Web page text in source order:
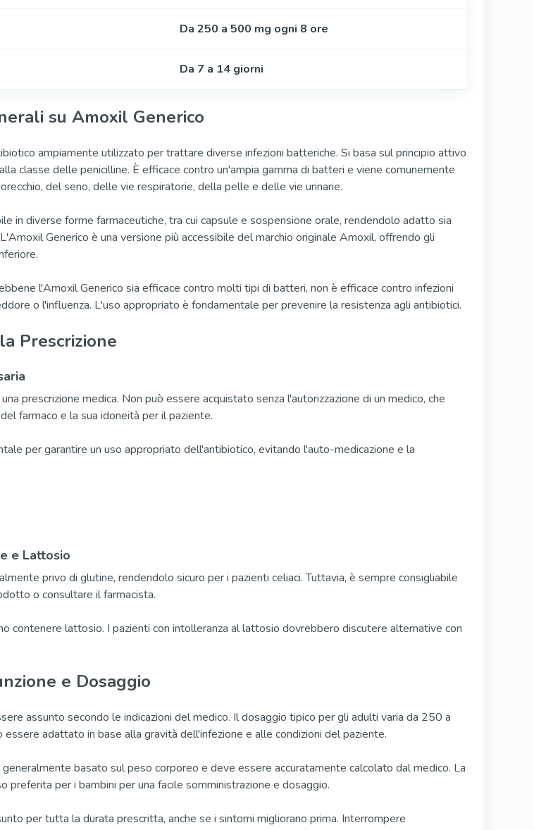
Da 250 a 500 mg ogni 8 ore
Da 7 a 14 giorni
su Amoxil Generico
ampiamente utilizzato per trattare diverse infezioni batteriche. Si basa sul principio attivo
classe delle penicilline. È efficace contro un'ampia gamma di batteri e viene comunemente
del seno, delle vie respiratorie, della pelle e delle vie urinarie.
in diverse forme farmaceutiche, tra cui capsule e sospensione orale, rendendolo adatto sia
Generico è una versione più accessibile del marchio originale Amoxil, offrendo gli
l'Amoxil Generico sia efficace contro molti tipi di batteri, non è efficace contro infezioni
o l'influenza. L'uso appropriato è fondamentale per prevenire la resistenza agli antibiotici.
Prescrizione
prescrizione medica. Non può essere acquistato senza l'autorizzazione di un medico, che
farmaco e la sua idoneità per il paziente.
per garantire un uso appropriato dell'antibiotico, evitando l'auto-medicazione e la
e Lattosio
privo di glutine, rendendolo sicuro per i pazienti celiaci. Tuttavia, è sempre consigliabile
o consultare il farmacista.
contenere lattosio. I pazienti con intolleranza al lattosio dovrebbero discutere alternative con
e Dosaggio
assunto secondo le indicazioni del medico. Il dosaggio tipico per gli adulti varia da 250 a
adattato in base alla gravità dell'infezione e alle condizioni del paziente.
basato sul peso corporeo e deve essere accuratamente calcolato dal medico. La
preferita per i bambini per una facile somministrazione e dosaggio.
per tutta la durata prescritta, anche se i sintomi migliorano prima. Interrompere